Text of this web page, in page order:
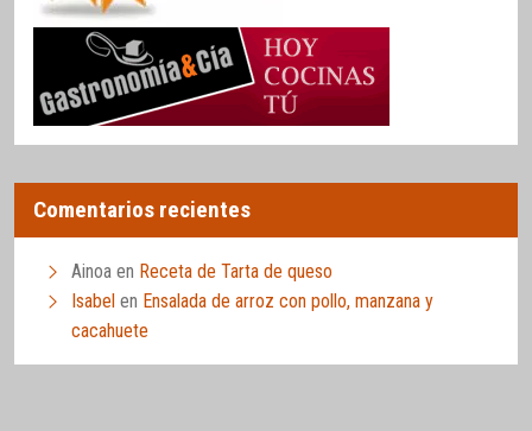
Comentarios recientes
Ainoa en Receta de Tarta de queso
Isabel en Ensalada de arroz con pollo, manzana y
cacahuete